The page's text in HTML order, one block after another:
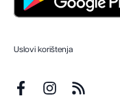
Uslovi korištenja